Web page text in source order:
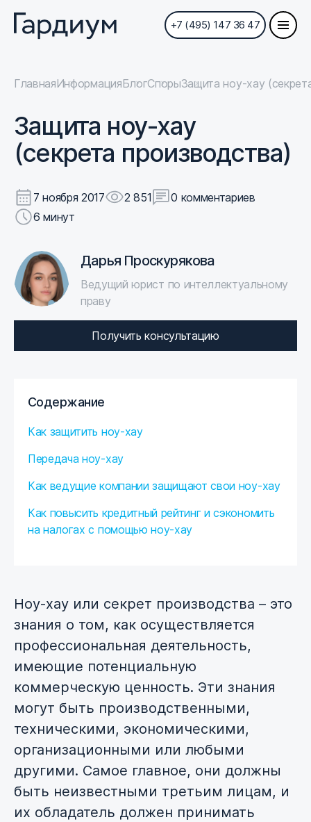
+7 (495) 147 36 47
ГлавнаяИнформацияБлогСпорыЗащита ноу-хау
Защита ноу-хау
(секрета производства)
7 ноября 2017 2 851
0 комментариев
6 минут
Содержание
Как защитить ноу-хау
Передача ноу-хау
Как ведущие компании защищают свои ноу-хау
Как повысить кредитный рейтинг и сэкономить
на налогах с помощью ноу-хау
Дарья Проскурякова
Ведущий юрист по интеллектуальному
праву
Получить консультацию
Ноу-хау или секрет производства – это
знания о том, как осуществляется
профессиональная деятельность,
имеющие потенциальную
коммерческую ценность. Эти знания
могут быть производственными,
техническими, экономическими,
организационными или любыми
другими. Самое главное, они должны
быть неизвестными третьим лицам, и
их обладатель должен принимать